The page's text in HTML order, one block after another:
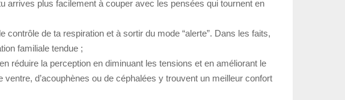
arrives plus facilement à couper avec les pensées qui tournent en
de ta respiration et à sortir du mode “alerte”. Dans les faits,
familiale tendue ;
réduire la perception en diminuant les tensions et en améliorant le
d’acouphènes ou de céphalées y trouvent un meilleur confort